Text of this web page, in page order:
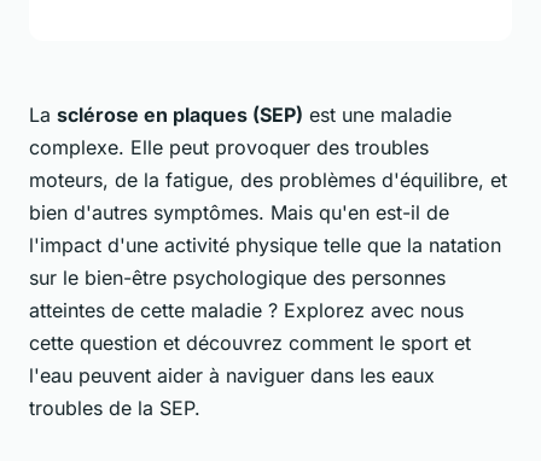
La sclérose en plaques (SEP) est une maladie
complexe. Elle peut provoquer des troubles
moteurs, de la fatigue, des problèmes d'équilibre, et
bien d'autres symptômes. Mais qu'en est-il de
l'impact d'une activité physique telle que la natation
sur le bien-être psychologique des personnes
atteintes de cette maladie ? Explorez avec nous
cette question et découvrez comment le sport et
l'eau peuvent aider à naviguer dans les eaux
troubles de la SEP.